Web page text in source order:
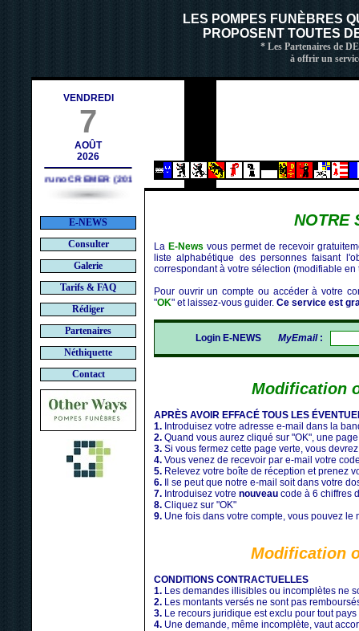
LES POMPES FUNÈBRES
PROPOSENT TOUTES
* Les Partenaires de
à offrir un
VENDREDI
7
AOÛT
2026
Bruno CREMER (2010)
E-NEWS
Consulter
Galerie
Tarifs & FAQ
Rédiger
Partenaires
Néthiquette
Contact
NOTRE
La E-News vous permet de recevoir
liste alphabétique des personnes faisant
correspondant à votre sélection (modifiable en
Pour ouvrir un compte ou accéder à votre
"OK" et laissez-vous guider. Ce service est
Login E-NEWS MyEmail:
Modification
APRÈS AVOIR EFFACÉ TOUS LES
1. Introduisez votre adresse e-mail dans la
2. Quand vous aurez cliqué sur "OK", une
3. Si vous fermez cette page verte, vous
4. Vous venez de recevoir par e-mail votre
5. Relevez votre boîte de réception et prenez
6. Il se peut que notre e-mail soit dans votre
7. Introduisez votre nouveau code à 6 chiffres
8. Cliquez sur "OK"
9. Une fois dans votre compte, vous pouvez le
Modification
CONDITIONS CONTRACTUELLES
1. Les demandes illisibles ou incomplètes ne
2. Les montants versés ne sont pas
3. Le recours juridique est exclu pour tout pays
4. Une demande, même incomplète, vaut